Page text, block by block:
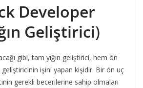
Developer
Geliştirici)
gibi, tam yığın geliştirici, hem ön
işini yapan kişidir. Bir ön uç
gerekli becerilerine sahip olmaları